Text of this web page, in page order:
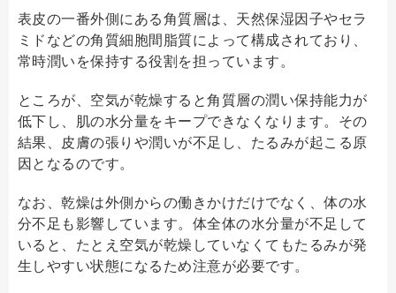
表皮の一番外側にある角質層は、天然保湿因子やセラ
ミドなどの角質細胞間脂質によって構成されており、
常時潤いを保持する役割を担っています。
ところが、空気が乾燥すると角質層の潤い保持能力が
低下し、肌の水分量をキープできなくなります。その
結果、皮膚の張りや潤いが不足し、たるみが起こる原
因となるのです。
なお、乾燥は外側からの働きかけだけでなく、体の水
分不足も影響しています。体全体の水分量が不足して
いると、たとえ空気が乾燥していなくてもたるみが発
生しやすい状態になるため注意が必要です。